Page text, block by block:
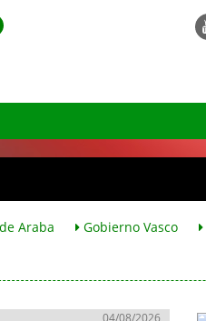
Araba Gobierno Vasco
04/08/2026